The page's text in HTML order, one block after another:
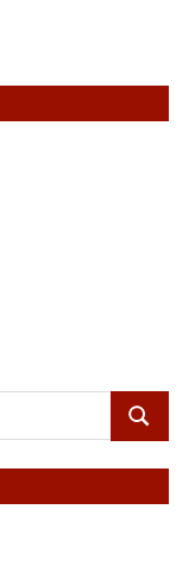
ПОИСК